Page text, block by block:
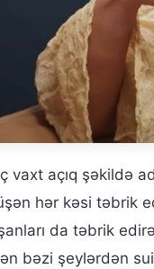
vaxt açıq şəkildə
hər kəsi təbrik
da təbrik
bəzi şeylərdən